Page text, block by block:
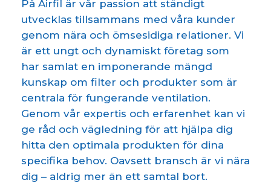
På Airfil är vår passion att ständigt
utvecklas tillsammans med våra kunder
genom nära och ömsesidiga relationer. Vi
är ett ungt och dynamiskt företag som
har samlat en imponerande mängd
kunskap om filter och produkter som är
centrala för fungerande ventilation.
Genom vår expertis och erfarenhet kan vi
ge råd och vägledning för att hjälpa dig
hitta den optimala produkten för dina
specifika behov. Oavsett bransch är vi nära
dig – aldrig mer än ett samtal bort.